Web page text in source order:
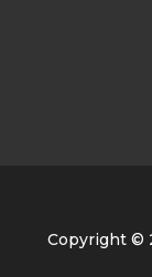
Copyright ©